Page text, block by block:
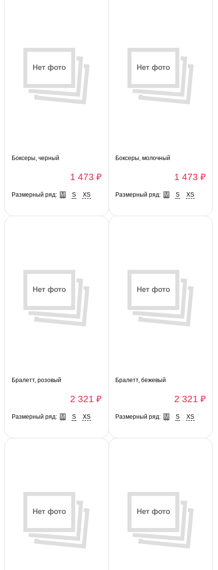
Боксеры, черный
1 473 ₽
Размерный ряд: M S XS
Боксеры, молочный
1 473 ₽
Размерный ряд: M S XS
Бралетт, розовый
2 321 ₽
Размерный ряд: M S XS
Бралетт, бежевый
2 321 ₽
Размерный ряд: M S XS